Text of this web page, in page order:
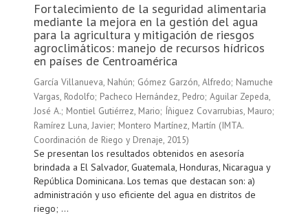
Fortalecimiento de la seguridad alimentaria
mediante la mejora en la gestión del agua
para la agricultura y mitigación de riesgos
agroclimáticos: manejo de recursos hídricos
en países de Centroamérica
García Villanueva, Nahún; Gómez Garzón, Alfredo; Namuche
Vargas, Rodolfo; Pacheco Hernández, Pedro; Aguilar Zepeda,
José A.; Montiel Gutiérrez, Mario; Íñiguez Covarrubias, Mauro;
Ramírez Luna, Javier; Montero Martínez, Martín (IMTA.
Coordinación de Riego y Drenaje, 2015)
Se presentan los resultados obtenidos en asesoría
brindada a El Salvador, Guatemala, Honduras, Nicaragua y
República Dominicana. Los temas que destacan son: a)
administración y uso eficiente del agua en distritos de
riego; ...